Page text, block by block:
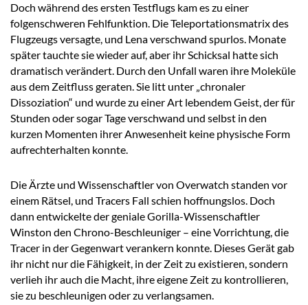
Doch während des ersten Testflugs kam es zu einer
folgenschweren Fehlfunktion. Die Teleportationsmatrix des
Flugzeugs versagte, und Lena verschwand spurlos. Monate
später tauchte sie wieder auf, aber ihr Schicksal hatte sich
dramatisch verändert. Durch den Unfall waren ihre Moleküle
aus dem Zeitfluss geraten. Sie litt unter „chronaler
Dissoziation“ und wurde zu einer Art lebendem Geist, der für
Stunden oder sogar Tage verschwand und selbst in den
kurzen Momenten ihrer Anwesenheit keine physische Form
aufrechterhalten konnte.
Die Ärzte und Wissenschaftler von Overwatch standen vor
einem Rätsel, und Tracers Fall schien hoffnungslos. Doch
dann entwickelte der geniale Gorilla-Wissenschaftler
Winston den Chrono-Beschleuniger – eine Vorrichtung, die
Tracer in der Gegenwart verankern konnte. Dieses Gerät gab
ihr nicht nur die Fähigkeit, in der Zeit zu existieren, sondern
verlieh ihr auch die Macht, ihre eigene Zeit zu kontrollieren,
sie zu beschleunigen oder zu verlangsamen.